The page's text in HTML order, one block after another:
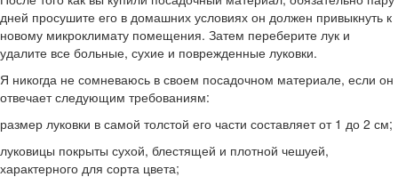
дней просушите его в домашних условиях он должен привыкнуть к
новому микроклимату помещения. Затем переберите лук и
удалите все больные, сухие и поврежденные луковки.
Я никогда не сомневаюсь в своем посадочном материале, если он
отвечает следующим требованиям:
размер луковки в самой толстой его части составляет от 1 до 2 см;
луковицы покрыты сухой, блестящей и плотной чешуей,
характерного для сорта цвета;